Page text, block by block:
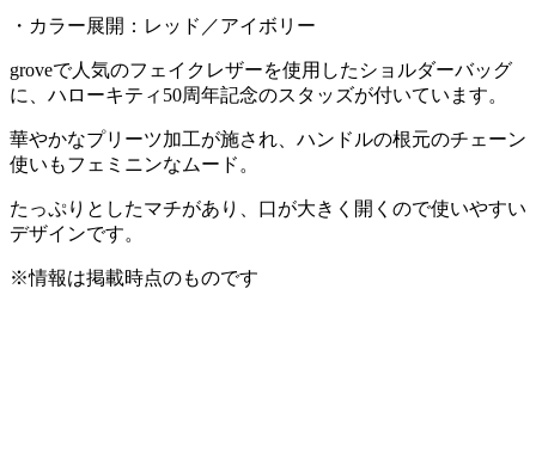
・カラー展開：レッド／アイボリー
groveで人気のフェイクレザーを使用したショルダーバッグ
に、ハローキティ50周年記念のスタッズが付いています。
華やかなプリーツ加工が施され、ハンドルの根元のチェーン
使いもフェミニンなムード。
たっぷりとしたマチがあり、口が大きく開くので使いやすい
デザインです。
※情報は掲載時点のものです